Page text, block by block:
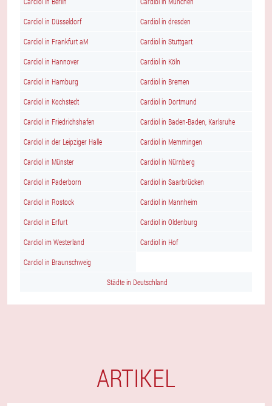
Cardiol in Düsseldorf Cardiol in dresden
Cardiol in Frankfurt aM Cardiol in Stuttgart
Cardiol in Hannover Cardiol in Köln
Cardiol in Hamburg Cardiol in Bremen
Cardiol in Kochstedt Cardiol in Dortmund
Cardiol in Friedrichshafen Cardiol in Baden-Baden, Karlsruhe
Cardiol in der Leipziger Halle Cardiol in Memmingen
Cardiol in Münster Cardiol in Nürnberg
Cardiol in Paderborn Cardiol in Saarbrücken
Cardiol in Rostock Cardiol in Mannheim
Cardiol in Erfurt Cardiol in Oldenburg
Cardiol im Westerland Cardiol in Hof
Cardiol in Braunschweig
Städte in Deutschland
ARTIKEL